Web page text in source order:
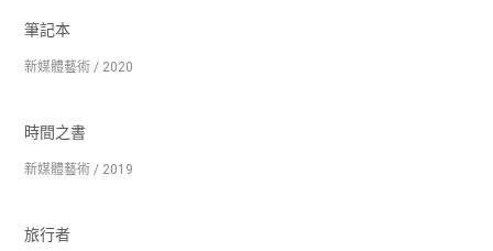
筆記本
新媒體藝術 / 2020
時間之書
新媒體藝術 / 2019
旅行者